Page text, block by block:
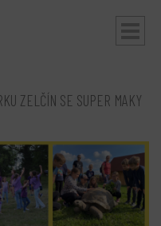
ZELČÍN SE SUPER MAKY